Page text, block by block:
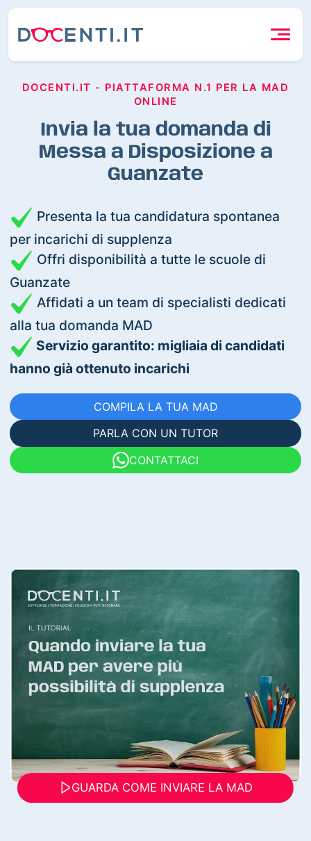
DOCENTI.IT - PIATTAFORMA N.1 PER LA MAD
ONLINE
Invia la tua domanda di
Messa a Disposizione a
Guanzate
Presenta la tua candidatura spontanea
per incarichi di supplenza
Offri disponibilità a tutte le scuole di
Guanzate
Affidati a un team di specialisti dedicati
alla tua domanda MAD
Servizio garantito: migliaia di candidati
hanno già ottenuto incarichi
COMPILA LA TUA MAD
PARLA CON UN TUTOR
CONTATTACI
GUARDA COME INVIARE LA MAD